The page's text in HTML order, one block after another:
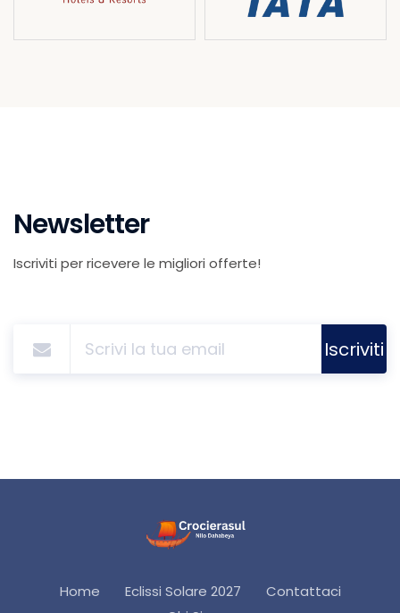
Newsletter
Iscriviti per ricevere le migliori offerte!
Iscriviti
Home Eclissi Solare 2027
Contattaci